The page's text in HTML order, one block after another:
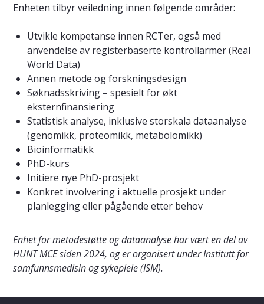
Enheten tilbyr veiledning innen følgende områder:
Utvikle kompetanse innen RCTer, også med
anvendelse av registerbaserte kontrollarmer (Real
World Data)
Annen metode og forskningsdesign
Søknadsskriving – spesielt for økt
eksternfinansiering
Statistisk analyse, inklusive storskala dataanalyse
(genomikk, proteomikk, metabolomikk)
Bioinformatikk
PhD-kurs
Initiere nye PhD-prosjekt
Konkret involvering i aktuelle prosjekt under
planlegging eller pågående etter behov
Enhet for metodestøtte og dataanalyse har vært en del av
HUNT MCE siden 2024, og er organisert under Institutt for
samfunnsmedisin og sykepleie (ISM).